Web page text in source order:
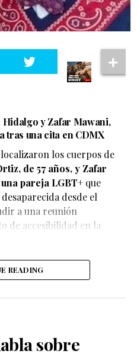
compartido por la pareja,
de un momento de
por elementos de
advertido que debían
a circular en redes
y Zafar Mawani,
tras una cita en CDMX
los cuerpos de
de 57 años, y Zafar
pareja LGBT+que
desde el
a una reunión
de accesibilidad en la
READING
sobre